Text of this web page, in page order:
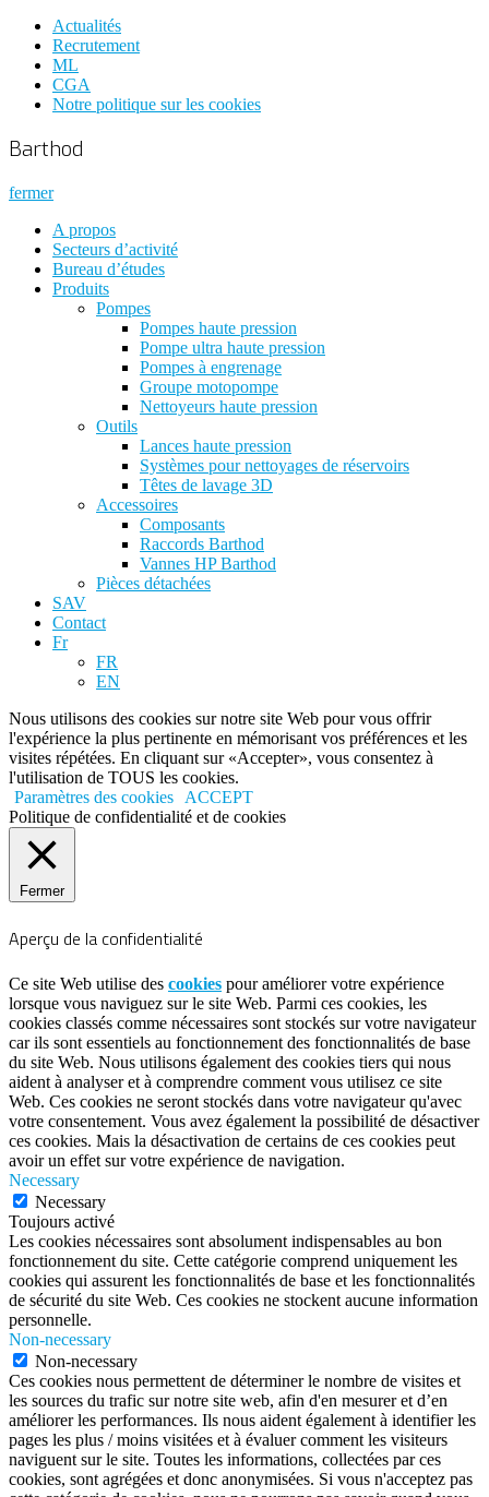
Actualités
Recrutement
ML
CGA
Notre politique sur les cookies
Barthod
fermer
A propos
Secteurs d’activité
Bureau d’études
Produits
Pompes
Pompes haute pression
Pompe ultra haute pression
Pompes à engrenage
Groupe motopompe
Nettoyeurs haute pression
Outils
Lances haute pression
Systèmes pour nettoyages de réservoirs
Têtes de lavage 3D
Accessoires
Composants
Raccords Barthod
Vannes HP Barthod
Pièces détachées
SAV
Contact
Fr
FR
EN
Nous utilisons des cookies sur notre site Web pour vous offrir
l'expérience la plus pertinente en mémorisant vos préférences et les
visites répétées. En cliquant sur «Accepter», vous consentez à
l'utilisation de TOUS les cookies.
Paramètres des cookies
ACCEPT
Politique de confidentialité et de cookies
Fermer
Aperçu de la confidentialité
Ce site Web utilise des cookies pour améliorer votre expérience
lorsque vous naviguez sur le site Web. Parmi ces cookies, les
cookies classés comme nécessaires sont stockés sur votre navigateur
car ils sont essentiels au fonctionnement des fonctionnalités de base
du site Web. Nous utilisons également des cookies tiers qui nous
aident à analyser et à comprendre comment vous utilisez ce site
Web. Ces cookies ne seront stockés dans votre navigateur qu'avec
votre consentement. Vous avez également la possibilité de désactiver
ces cookies. Mais la désactivation de certains de ces cookies peut
avoir un effet sur votre expérience de navigation.
Necessary
Necessary
Toujours activé
Les cookies nécessaires sont absolument indispensables au bon
fonctionnement du site. Cette catégorie comprend uniquement les
cookies qui assurent les fonctionnalités de base et les fonctionnalités
de sécurité du site Web. Ces cookies ne stockent aucune information
personnelle.
Non-necessary
Non-necessary
Ces cookies nous permettent de déterminer le nombre de visites et
les sources du trafic sur notre site web, afin d'en mesurer et d’en
améliorer les performances. Ils nous aident également à identifier les
pages les plus / moins visitées et à évaluer comment les visiteurs
naviguent sur le site. Toutes les informations, collectées par ces
cookies, sont agrégées et donc anonymisées. Si vous n'acceptez pas